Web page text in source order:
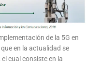
de la 5G en
en la actualidad se
cual consiste en la